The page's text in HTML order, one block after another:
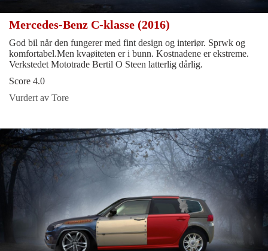
Mercedes-Benz C-klasse (2016)
God bil når den fungerer med fint design og interiør. Sprwk og
komfortabel.Men kvaøiteten er i bunn. Kostnadene er ekstreme.
Verkstedet Mototrade Bertil O Steen latterlig dårlig.
Score 4.0
Vurdert av Tore